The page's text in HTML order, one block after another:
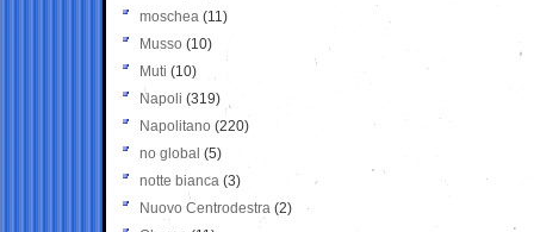
moschea (11)
Musso (10)
Muti (10)
Napoli (319)
Napolitano (220)
no global (5)
notte bianca (3)
Nuovo Centrodestra (2)